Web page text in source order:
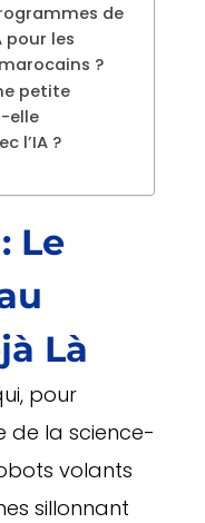
de
pour les
?
petite
elle
l’IA ?
Le
Là
pour
de la science-
volants
sillonnant